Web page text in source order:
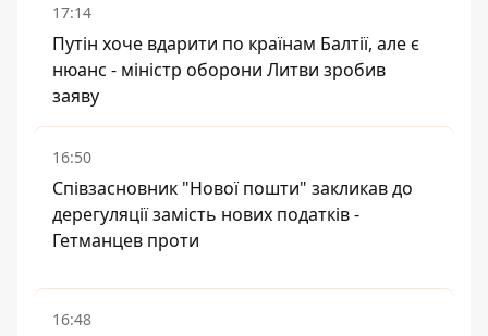
17:14
Путін хоче вдарити по країнам Балтії, але є
нюанс - міністр оборони Литви зробив
заяву
16:50
Співзасновник "Нової пошти" закликав до
дерегуляції замість нових податків -
Гетманцев проти
16:48